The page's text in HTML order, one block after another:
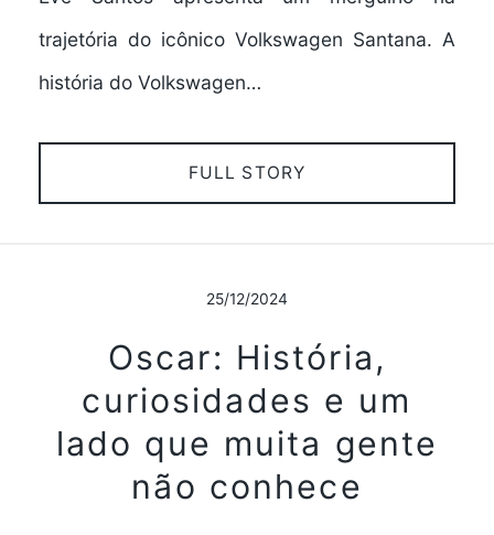
trajetória do icônico Volkswagen Santana. A
história do Volkswagen…
FULL STORY
25/12/2024
Oscar: História,
curiosidades e um
lado que muita gente
não conhece